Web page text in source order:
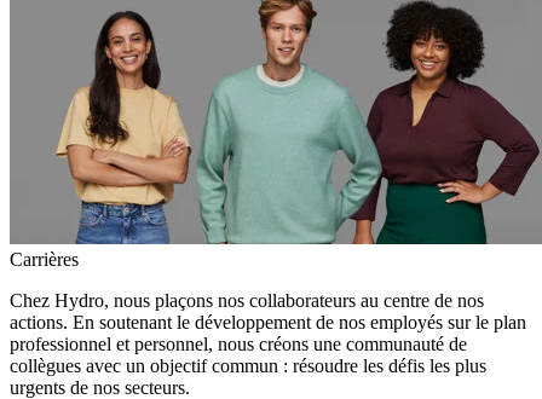
Carrières
Chez Hydro, nous plaçons nos collaborateurs au centre de nos
actions. En soutenant le développement de nos employés sur le plan
professionnel et personnel, nous créons une communauté de
collègues avec un objectif commun : résoudre les défis les plus
urgents de nos secteurs.